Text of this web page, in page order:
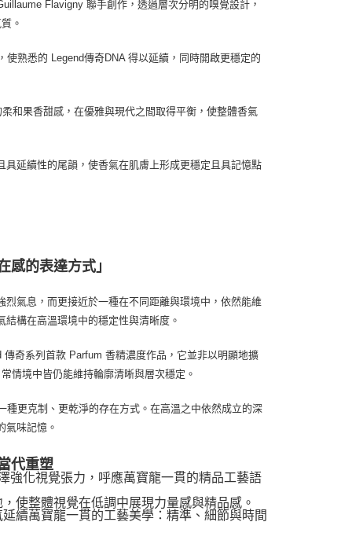
Flavigny 聯手創作，透過層次分明的嗅覺設計，
。
熟悉的 Legend傳奇DNA 得以延續，同時開啟更穩定的
和果香甜感，在優雅與現代之間取得平衡，使整體香氣
延續性的尾韻，使香氣在肌膚上形成更穩定且具記憶點
感的表達方式」
氣息，而更接近於一種在不同距離與環境中，依然能維
構在高溫環境中的穩定性與清晰度。
奇系列首款 Parfum 香精濃度作品，它並非以明顯地擴
情境中皆仍能維持輪廓清晰與層次穩定。
更克制、更乾淨的存在方式。在高溫之中依然成立的深
氣味記憶。
代重塑
強化視覺張力，呼應萬寶龍一貫的精品工藝語
使整體視覺在低調中展現力量感與精品感。
續萬寶龍一貫的工藝美學：精準、細節與時間